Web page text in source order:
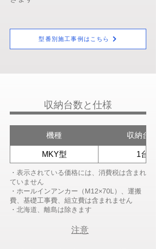
型番別施工事例はこちら
​収納台数と仕様
機種 収納台数
MKY型 1台
・表示されている価格には、消費税は含まれ
ていません
・ホールインアンカー（M12×70L）、運搬
費、基礎工事費、組立費は含まれません
​・北海道、離島は除きます​​​
注意